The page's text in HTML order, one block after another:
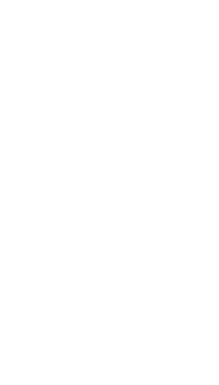
цен обращайтесь по